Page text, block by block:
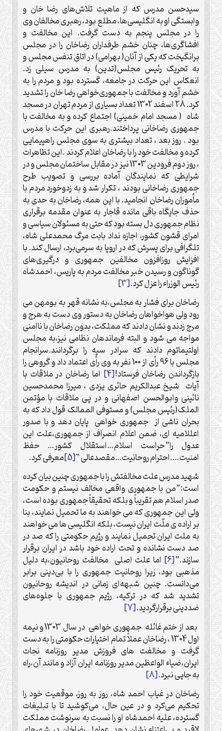
سیدحسن مدرس که از ماهیت تلاش‌های رضا خان و
وابستگی او به انگلیسی‌ها، مطلع بود، رهبری مخالفان وی
را در مجلس پنجم به دست گرفت. این مخالفت و
افشاگری‌ها، چنان خشم طرفداران رضاخان را در مجلس
برانگیخت که یکی از آنان( بهرامی) در اتاق تنفس مجلس و
به تحریک رئیس مجلس(تدین) به مدرس سیلی زد.
انعکاس این حرکت در جامعه، گسترده بود و مردم را به
خشم آورد و مخالفت با جمهوری‌خواهی رضا خان را تشدید
کرد. 28 اسفند 1302 تعداد بسیاری از مردم تهران در مسجد
شاه ( مسجد امام خمینی) اجتماع کرده و به مخالفت با
جمهوری رضاخانی پرداختند.رهبری این حرکت با مدرس
بود . روز بعد ، تعداد بیشتری به سوی مجلس راهپیمایی
کرده و مخالفت خود را با رضاخان اعلام کردند .این تظاهرات
، روز دوم فرودین 1303 نیز در مقابل ساختمان مجلس و در
شرایطی که نمایندگان آماده بررسی و تصویب طرح
جمهوری رضاخانی بودند ، تکرار شد و به زدوخورد مردم با
مأموران رضاخان انجامید. با این همه، رضاخان به حدی به
حذف جایگاه باقی مانده قاجار به عنوان مقدمه برقراری
نظام جمهوری دل بسته بود که حتی به مسئولان سیاسی و
امرای قشون کشور، اجازه نداد بابت مرگ محمدعلی شاه،
تلگرافی برای پسرش که در اروپا به سرمی‌برد، ارسال کند. با
افزایش روزافزون مخالفین جمهوری و درگیری‌های
گوناگون و رسیدن خبر مخالفت مردم به پاریس، احمدشاه
رئیس الوزراء را عزل کرد.[3]
رضاخان برای فشار به مجلس،به نشانه قهر به بومهن می
رود ولی هواخواهان رضاخان به دستور وی دست به هرج و
مرج زدند و نشان دادند که مملکت، بدون رضاخان با ناامنی
مواجه می شود و البته فرماندهان نظامی نیز،به مجلس
اولتیماتوم دادند که سرادر سپه را برگردانند.سرانجام
مجلس با 96 رأی از 100 نفر به وی رأی اعتماد داد و گروهی را
بازگرداندن رضاخان فرستاد![4] اما رضاخان در ملاقات با
آیات شیخ عبدالکریم حائری یزدی ، میرزا محمدحسین
نائینی وابوالحسن اصفهانی و در پی ملاقات با مؤتمن
الملک(رئیس مجلس) و مستوفی الممالک قول داد که به
بحران ناشی از جمهوری خواهی پایان دهد و با صدور
اعللامیه ای، ضمن اعلام انصراف از جمهوری،علت این
عدول را”حراست اسلام…استقلال کشور… حفظ
امنیت….احترام روحانیت…مقصدعالی “[5]معرفی کرد.
شهید مدرس علت مخالفتش را با جمهوری چنین بیان کرده
است:”من با جمهوری واقعی مخالف نیستم و حکومت
صدر اسلام هم تقریباً و بلکه تحقیقاً جمهوری بوده است،
ولی این جمهوری که می خواهند به ما تحمیل نمایند، بنا
بر اراده ی ملّت ایران نیست، بلکه انگلیسی ها می خواهند
به ملت ایران تحمیل نمایند و رژیم حکومتی را که صد در
صد دست نشانده و تحت اراده خود باشد در ایران برقرار
سازند.”[6] اما علت اصلی مخالفت روحانیون،به دلیل
مذهبی بود، زیرا روحانیت جمهوری را با بی‌دینی برابر
می‌دانست. چنین شبهه‌ای زمانی در اندیشه روحانیون
تشدید شد که در ترکیه، رژیم جمهوری با جلوه‌های
ضددینی برقرارگردید.[7]
بعد از ختم غائله جمهوری خواهی در سال 1303 و نیمه
اول 1304 ، رضاخان عملاً تمام اختیارات حکومتی را به دست
گرفت و مخالفت های فروزش مدیر روزنامه نجات
ایران،ضیاء الواعظین مدیر روزنامه ایران آزاد و مانند آن،راه
به جایی نبرد.[8]
رضاخان در غیاب احمد شاه، روز به روز، موقعیت خود را
تحکیم می‌کرد و در عین حال، می‌کوشید تا با تبلیغات
گسترده، علیه احمدشاه او را نسبت به سرنوشت مملکت